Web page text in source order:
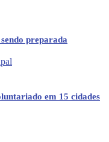
preparada
em 15 cidades